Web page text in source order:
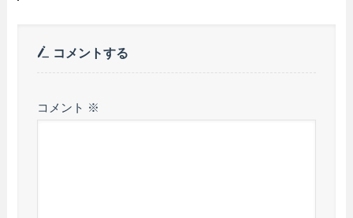
コメントする
コメント ※